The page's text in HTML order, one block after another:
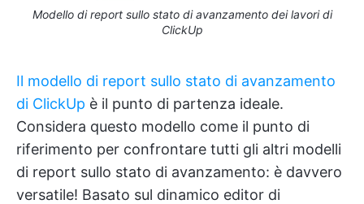
Modello di report sullo stato di avanzamento dei lavori di
ClickUp
Il modello di report sullo stato di avanzamento
di ClickUp è il punto di partenza ideale.
Considera questo modello come il punto di
riferimento per confrontare tutti gli altri modelli
di report sullo stato di avanzamento: è davvero
versatile! Basato sul dinamico editor di